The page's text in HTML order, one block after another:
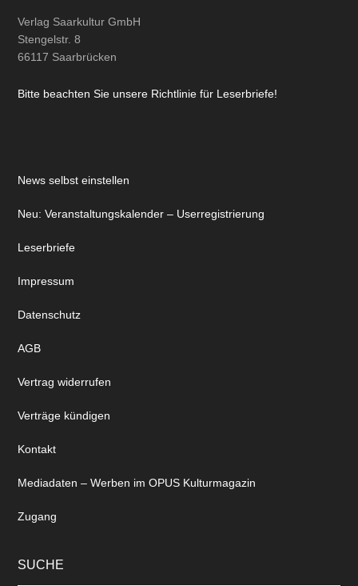
Verlag Saarkultur GmbH
Stengelstr. 8
66117 Saarbrücken
Bitte beachten Sie unsere Richtlinie für Leserbriefe!
News selbst einstellen
Neu: Veranstaltungskalender – Userregistrierung
Leserbriefe
Impressum
Datenschutz
AGB
Vertrag widerrufen
Verträge kündigen
Kontakt
Mediadaten – Werben im OPUS Kulturmagazin
Zugang
SUCHE